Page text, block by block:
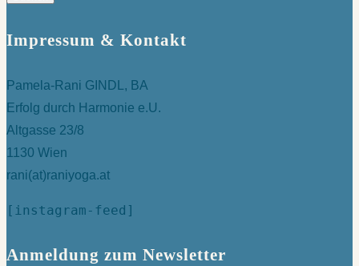
Impressum & Kontakt
Pamela-Rani GINDL, BA
Erfolg durch Harmonie e.U.
Altgasse 23/8
1130 Wien
rani(at)raniyoga.at
[instagram-feed]
Anmeldung zum Newsletter